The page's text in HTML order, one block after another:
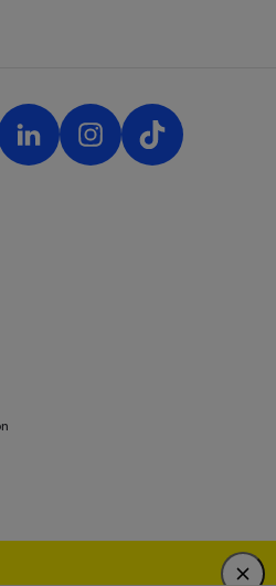
syndicats, des producteurs et des